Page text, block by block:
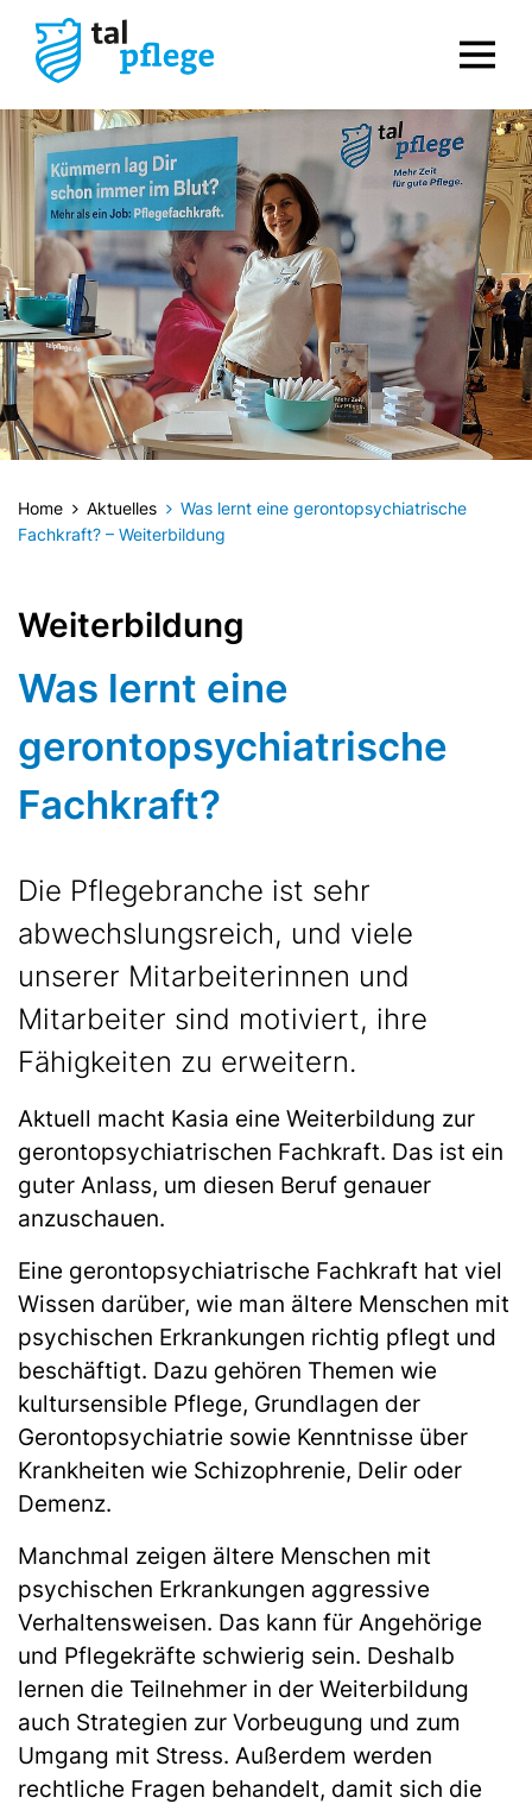
Home Aktuelles
Was lernt eine gerontopsychiatrische
Fachkraft? – Weiterbildung
Weiterbildung
Was lernt eine
gerontopsychiatrische
Fachkraft?
Die Pflegebranche ist sehr
abwechslungsreich, und viele
unserer Mitarbeiterinnen und
Mitarbeiter sind motiviert, ihre
Fähigkeiten zu erweitern.
Aktuell macht Kasia eine Weiterbildung zur
gerontopsychiatrischen Fachkraft. Das ist ein
guter Anlass, um diesen Beruf genauer
anzuschauen.
Eine gerontopsychiatrische Fachkraft hat viel
Wissen darüber, wie man ältere Menschen mit
psychischen Erkrankungen richtig pflegt und
beschäftigt. Dazu gehören Themen wie
kultursensible Pflege, Grundlagen der
Gerontopsychiatrie sowie Kenntnisse über
Krankheiten wie Schizophrenie, Delir oder
Demenz.
Manchmal zeigen ältere Menschen mit
psychischen Erkrankungen aggressive
Verhaltensweisen. Das kann für Angehörige
und Pflegekräfte schwierig sein. Deshalb
lernen die Teilnehmer in der Weiterbildung
auch Strategien zur Vorbeugung und zum
Umgang mit Stress. Außerdem werden
rechtliche Fragen behandelt, damit sich die